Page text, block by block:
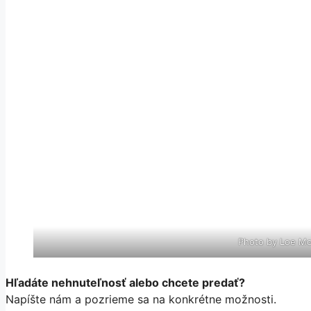
Photo by Loe
Hľadáte nehnuteľnosť alebo chcete predať?
Napíšte nám a pozrieme sa na konkrétne možnosti.